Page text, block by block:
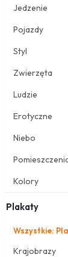
Jedzenie
Pojazdy
Styl
Zwierzęta
Ludzie
Erotyczne
Niebo
Kolory
Plakaty
Wszystkie:
Krajobrazy